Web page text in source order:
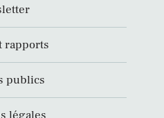
rapports
publics